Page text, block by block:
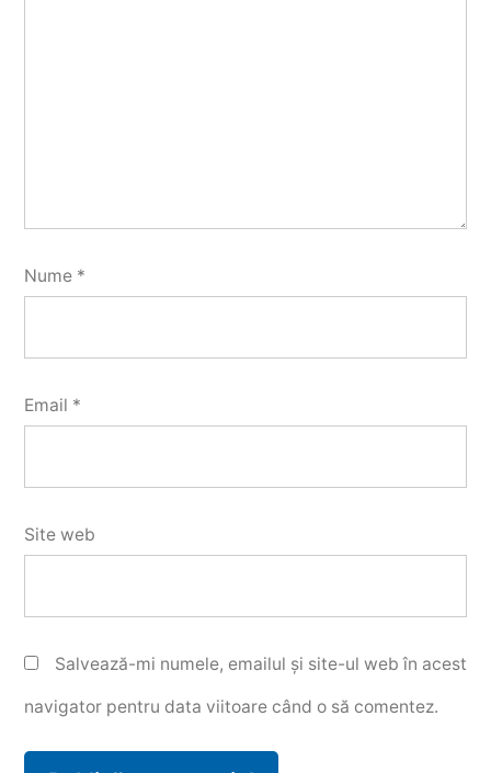
Nume *
Email *
Site web
Salvează-mi numele, emailul și site-ul web în acest
navigator pentru data viitoare când o să comentez.